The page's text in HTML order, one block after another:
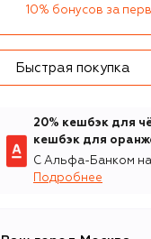
10% бонусов за
Быстрая покупка
20% кешбэк для
кешбэк для
С Альфа-Банком
Подробнее